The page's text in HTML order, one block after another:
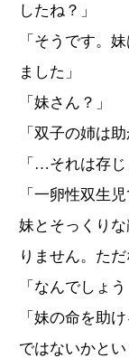
したね？」
「そうです。
ました」
「妹さん？」
「双子の姉は
「…それは存じ
「一卵性双生
妹とそっくり
りません。た
「なんでしょう
「妹の命を助
ではないかと